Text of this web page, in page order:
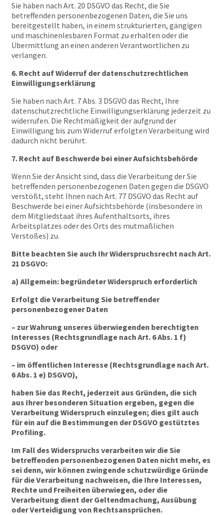
Sie haben nach Art. 20 DSGVO das Recht, die Sie
betreffenden personenbezogenen Daten, die Sie uns
bereitgestellt haben, in einem strukturierten, gängigen
und maschinenlesbaren Format zu erhalten oder die
Übermittlung an einen anderen Verantwortlichen zu
verlangen.
6. Recht auf Widerruf der datenschutzrechtlichen
Einwilligungserklärung
Sie haben nach Art. 7 Abs. 3 DSGVO das Recht, Ihre
datenschutzrechtliche Einwilligungserklärung jederzeit zu
widerrufen. Die Rechtmäßigkeit der aufgrund der
Einwilligung bis zum Widerruf erfolgten Verarbeitung wird
dadurch nicht berührt.
7. Recht auf Beschwerde bei einer Aufsichtsbehörde
Wenn Sie der Ansicht sind, dass die Verarbeitung der Sie
betreffenden personenbezogenen Daten gegen die DSGVO
verstößt, steht Ihnen nach Art. 77 DSGVO das Recht auf
Beschwerde bei einer Aufsichtsbehörde (insbesondere in
dem Mitgliedstaat ihres Aufenthaltsorts, ihres
Arbeitsplatzes oder des Orts des mutmaßlichen
Verstoßes) zu.
Bitte beachten Sie auch Ihr Widerspruchsrecht nach Art.
21 DSGVO:
a) Allgemein: begründeter Widerspruch erforderlich
Erfolgt die Verarbeitung Sie betreffender
personenbezogener Daten
– zur Wahrung unseres überwiegenden berechtigten
Interesses (Rechtsgrundlage nach Art. 6 Abs. 1 f)
DSGVO) oder
– im öffentlichen Interesse (Rechtsgrundlage nach Art.
6 Abs. 1 e) DSGVO),
haben Sie das Recht, jederzeit aus Gründen, die sich
aus Ihrer besonderen Situation ergeben, gegen die
Verarbeitung Widerspruch einzulegen; dies gilt auch
für ein auf die Bestimmungen der DSGVO gestütztes
Profiling.
Im Fall des Widerspruchs verarbeiten wir die Sie
betreffenden personenbezogenen Daten nicht mehr, es
sei denn, wir können zwingende schutzwürdige Gründe
für die Verarbeitung nachweisen, die Ihre Interessen,
Rechte und Freiheiten überwiegen, oder die
Verarbeitung dient der Geltendmachung, Ausübung
oder Verteidigung von Rechtsansprüchen.